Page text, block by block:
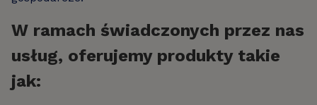
W ramach świadczonych przez nas
usług, oferujemy produkty takie
jak: